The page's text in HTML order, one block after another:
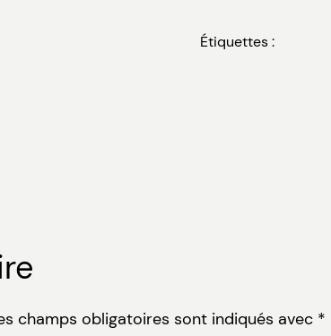
Étiquettes :
champs obligatoires sont indiqués avec *